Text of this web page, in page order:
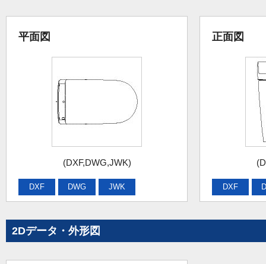
平面図
(DXF,DWG,JWK)
DXF DWG JWK
正面図
DXF
2Dデータ・外形図